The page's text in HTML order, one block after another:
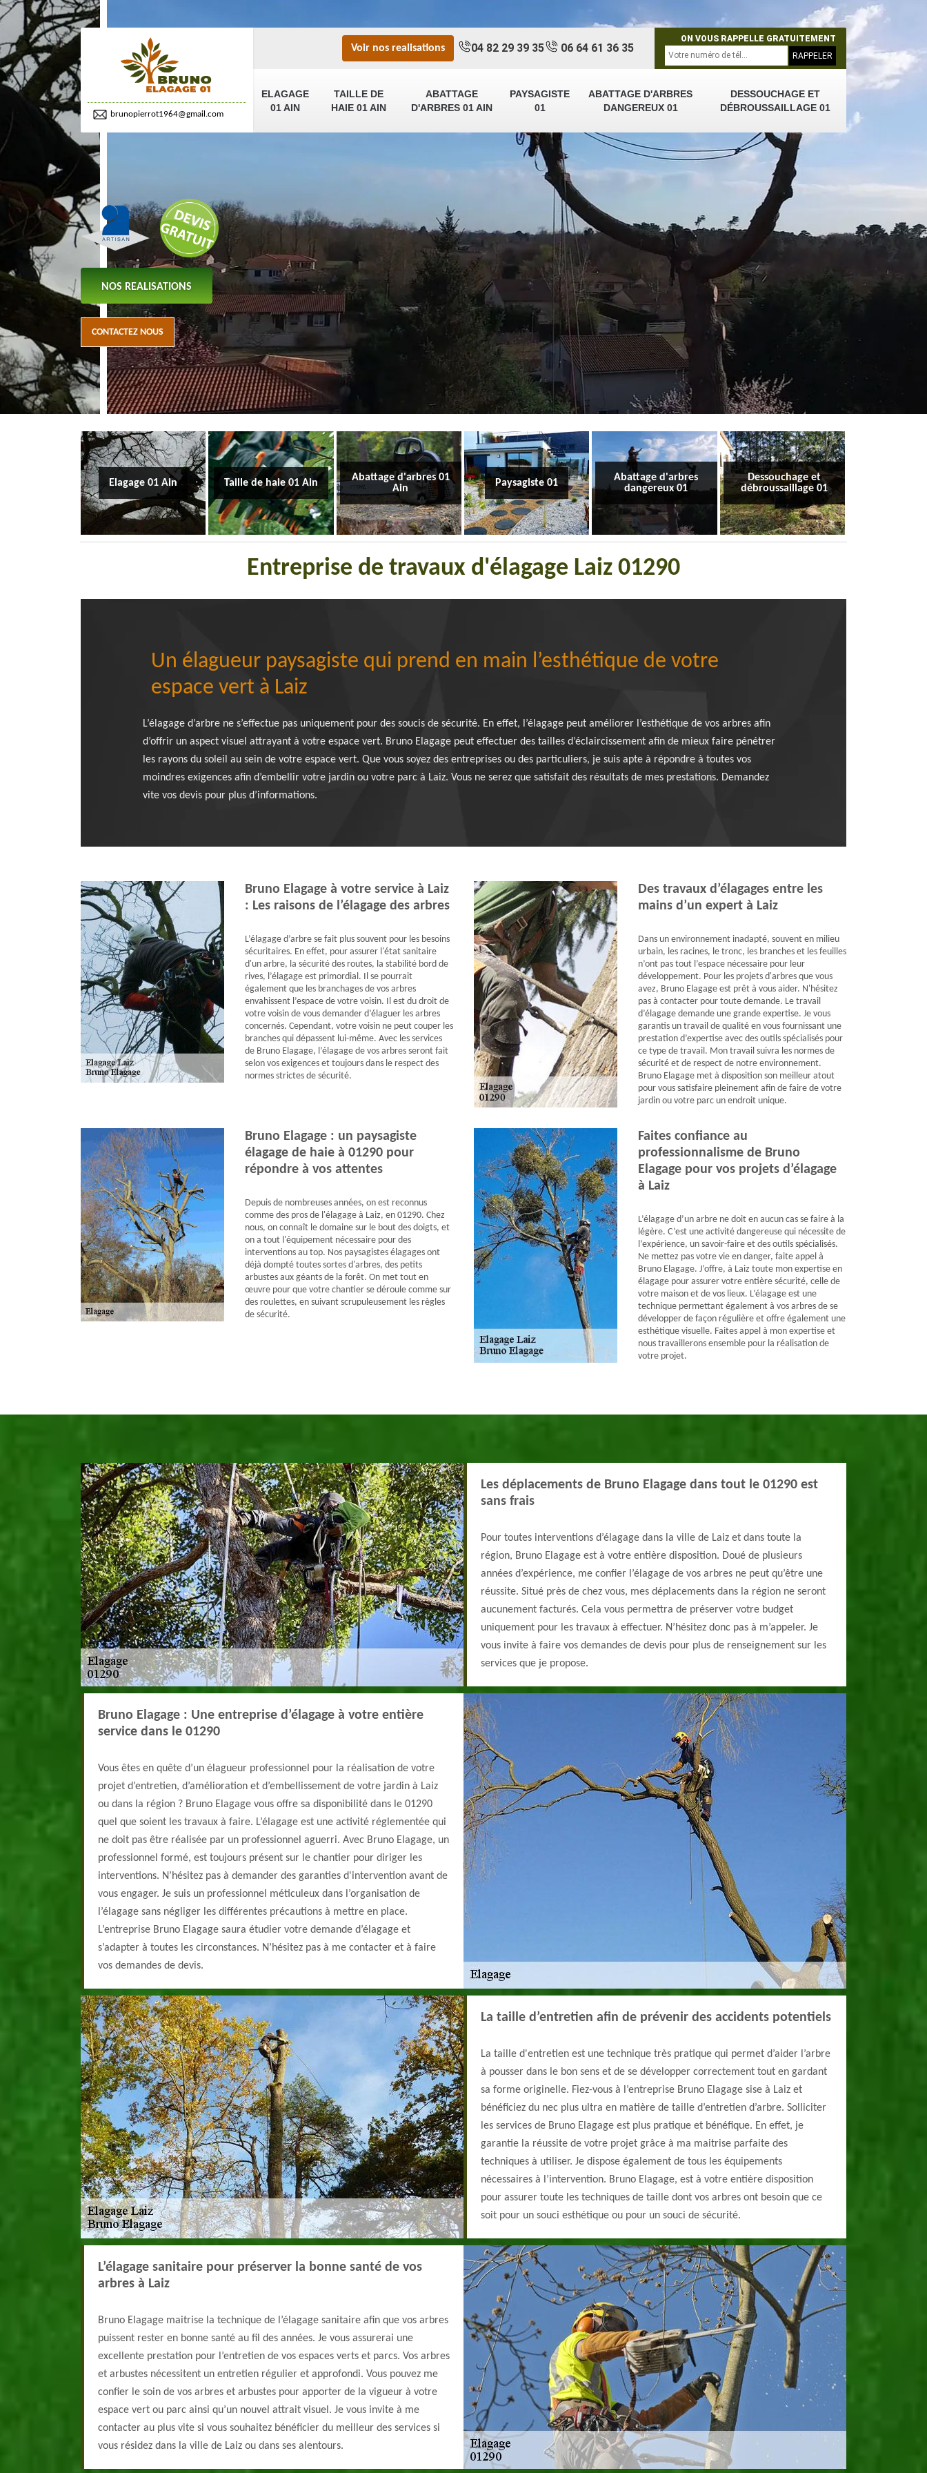
brunopierrot1964@gmail.com
ELAGAGE
01 AIN
TAILLE DE
HAIE 01 AIN
ABATTAGE
D'ARBRES 01 AIN
PAYSAGISTE
01
ABATTAGE D'ARBRES
DANGEREUX 01
DESSOUCHAGE ET
DÉBROUSSAILLAGE 01
Voir nos realisations 04 82 29 39 35 06 64 61 36 35
ON VOUS RAPPELLE GRATUITEMENT
NOS REALISATIONS
CONTACTEZ NOUS
Elagage 01 Ain Taille de haie 01 Ain
Abattage d'arbres 01
Ain
Paysagiste 01
Abattage d'arbres
dangereux 01
Dessouchage et
débroussaillage 01
Entreprise de travaux d'élagage Laiz 01290
Un élagueur paysagiste qui prend en main l’esthétique de votre
espace vert à Laiz
L’élagage d’arbre ne s’effectue pas uniquement pour des soucis de sécurité. En effet, l’élagage peut améliorer l’esthétique de vos arbres afin
d’offrir un aspect visuel attrayant à votre espace vert. Bruno Elagage peut effectuer des tailles d’éclaircissement afin de mieux faire pénétrer
les rayons du soleil au sein de votre espace vert. Que vous soyez des entreprises ou des particuliers, je suis apte à répondre à toutes vos
moindres exigences afin d’embellir votre jardin ou votre parc à Laiz. Vous ne serez que satisfait des résultats de mes prestations. Demandez
vite vos devis pour plus d’informations.
Bruno Elagage à votre service à Laiz
: Les raisons de l’élagage des arbres
L’élagage d’arbre se fait plus souvent pour les besoins
sécuritaires. En effet, pour assurer l'état sanitaire
d'un arbre, la sécurité des routes, la stabilité bord de
rives, l’élagage est primordial. Il se pourrait
également que les branchages de vos arbres
envahissent l’espace de votre voisin. Il est du droit de
votre voisin de vous demander d’élaguer les arbres
concernés. Cependant, votre voisin ne peut couper les
branches qui dépassent lui-même. Avec les services
de Bruno Elagage, l’élagage de vos arbres seront fait
selon vos exigences et toujours dans le respect des
normes strictes de sécurité.
Des travaux d’élagages entre les
mains d’un expert à Laiz
Dans un environnement inadapté, souvent en milieu
urbain, les racines, le tronc, les branches et les feuilles
n’ont pas tout l’espace nécessaire pour leur
développement. Pour les projets d'arbres que vous
avez, Bruno Elagage est prêt à vous aider. N'hésitez
pas à contacter pour toute demande. Le travail
d’élagage demande une grande expertise. Je vous
garantis un travail de qualité en vous fournissant une
prestation d’expertise avec des outils spécialisés pour
ce type de travail. Mon travail suivra les normes de
sécurité et de respect de notre environnement.
Bruno Elagage met à disposition son meilleur atout
pour vous satisfaire pleinement afin de faire de votre
jardin ou votre parc un endroit unique.
Bruno Elagage : un paysagiste
élagage de haie à 01290 pour
répondre à vos attentes
Depuis de nombreuses années, on est reconnus
comme des pros de l'élagage à Laiz, en 01290. Chez
nous, on connaît le domaine sur le bout des doigts, et
on a tout l'équipement nécessaire pour des
interventions au top. Nos paysagistes élagages ont
déjà dompté toutes sortes d'arbres, des petits
arbustes aux géants de la forêt. On met tout en
œuvre pour que votre chantier se déroule comme sur
des roulettes, en suivant scrupuleusement les règles
de sécurité.
Faites confiance au
professionnalisme de Bruno
Elagage pour vos projets d’élagage
à Laiz
L’élagage d’un arbre ne doit en aucun cas se faire à la
légère. C’est une activité dangereuse qui nécessite de
l’expérience, un savoir-faire et des outils spécialisés.
Ne mettez pas votre vie en danger, faite appel à
Bruno Elagage. J’offre, à Laiz toute mon expertise en
élagage pour assurer votre entière sécurité, celle de
votre maison et de vos lieux. L’élagage est une
technique permettant également à vos arbres de se
développer de façon régulière et offre également une
esthétique visuelle. Faites appel à mon expertise et
nous travaillerons ensemble pour la réalisation de
votre projet.
Les déplacements de Bruno Elagage dans tout le 01290 est
sans frais
Pour toutes interventions d’élagage dans la ville de Laiz et dans toute la
région, Bruno Elagage est à votre entière disposition. Doué de plusieurs
années d’expérience, me confier l’élagage de vos arbres ne peut qu’être une
réussite. Situé près de chez vous, mes déplacements dans la région ne seront
aucunement facturés. Cela vous permettra de préserver votre budget
uniquement pour les travaux à effectuer. N’hésitez donc pas à m’appeler. Je
vous invite à faire vos demandes de devis pour plus de renseignement sur les
services que je propose.
Bruno Elagage : Une entreprise d’élagage à votre entière
service dans le 01290
Vous êtes en quête d’un élagueur professionnel pour la réalisation de votre
projet d’entretien, d’amélioration et d’embellissement de votre jardin à Laiz
ou dans la région ? Bruno Elagage vous offre sa disponibilité dans le 01290
quel que soient les travaux à faire. L’élagage est une activité réglementée qui
ne doit pas être réalisée par un professionnel aguerri. Avec Bruno Elagage, un
professionnel formé, est toujours présent sur le chantier pour diriger les
interventions. N’hésitez pas à demander des garanties d'intervention avant de
vous engager. Je suis un professionnel méticuleux dans l’organisation de
l’élagage sans négliger les différentes précautions à mettre en place.
L’entreprise Bruno Elagage saura étudier votre demande d’élagage et
s’adapter à toutes les circonstances. N’hésitez pas à me contacter et à faire
vos demandes de devis.
La taille d’entretien afin de prévenir des accidents potentiels
La taille d'entretien est une technique très pratique qui permet d’aider l’arbre
à pousser dans le bon sens et de se développer correctement tout en gardant
sa forme originelle. Fiez-vous à l’entreprise Bruno Elagage sise à Laiz et
bénéficiez du nec plus ultra en matière de taille d’entretien d’arbre. Solliciter
les services de Bruno Elagage est plus pratique et bénéfique. En effet, je
garantie la réussite de votre projet grâce à ma maitrise parfaite des
techniques à utiliser. Je dispose également de tous les équipements
nécessaires à l’intervention. Bruno Elagage, est à votre entière disposition
pour assurer toute les techniques de taille dont vos arbres ont besoin que ce
soit pour un souci esthétique ou pour un souci de sécurité.
L’élagage sanitaire pour préserver la bonne santé de vos
arbres à Laiz
Bruno Elagage maitrise la technique de l’élagage sanitaire afin que vos arbres
puissent rester en bonne santé au fil des années. Je vous assurerai une
excellente prestation pour l’entretien de vos espaces verts et parcs. Vos arbres
et arbustes nécessitent un entretien régulier et approfondi. Vous pouvez me
confier le soin de vos arbres et arbustes pour apporter de la vigueur à votre
espace vert ou parc ainsi qu’un nouvel attrait visuel. Je vous invite à me
contacter au plus vite si vous souhaitez bénéficier du meilleur des services si
vous résidez dans la ville de Laiz ou dans ses alentours.